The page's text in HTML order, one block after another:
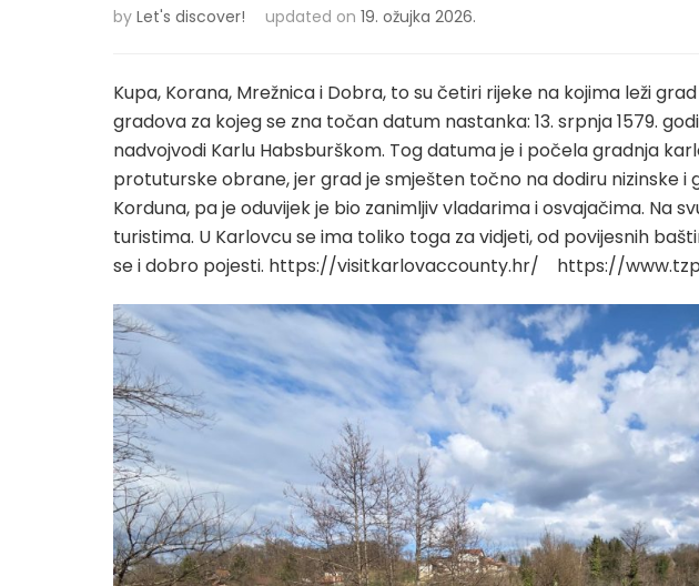
by Let's discover! updated on 19. ožujka 2026.
Kupa, Korana, Mrežnica i Dobra, to su četiri rijeke na kojima leži grad
gradova za kojeg se zna točan datum nastanka: 13. srpnja 1579.
nadvojvodi Karlu Habsburškom. Tog datuma je i počela gradnja
protuturske obrane, jer grad je smješten točno na dodiru nizinske i
Korduna, pa je oduvijek je bio zanimljiv vladarima i osvajačima. Na
turistima. U Karlovcu se ima toliko toga za vidjeti, od povijesnih
se i dobro pojesti. https://visitkarlovaccounty.hr/ https://